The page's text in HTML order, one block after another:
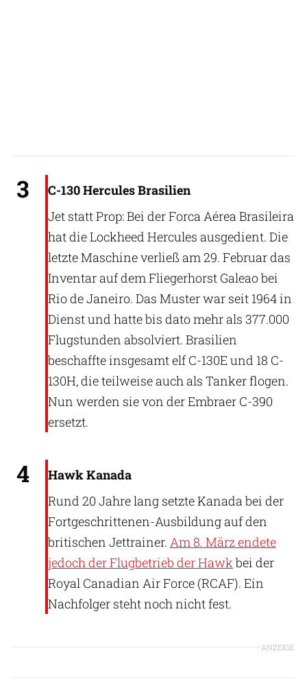
3
C-130 Hercules Brasilien
Jet statt Prop: Bei der Forca Aérea Brasileira
hat die Lockheed Hercules ausgedient. Die
letzte Maschine verließ am 29. Februar das
Inventar auf dem Fliegerhorst Galeao bei
Rio de Janeiro. Das Muster war seit 1964 in
Dienst und hatte bis dato mehr als 377.000
Flugstunden absolviert. Brasilien
beschaffte insgesamt elf C-130E und 18 C-
130H, die teilweise auch als Tanker flogen.
Nun werden sie von der Embraer C-390
ersetzt.
4
Hawk Kanada
Rund 20 Jahre lang setzte Kanada bei der
Fortgeschrittenen-Ausbildung auf den
britischen Jettrainer. Am 8. März endete
jedoch der Flugbetrieb der Hawkbei der
Royal Canadian Air Force (RCAF). Ein
Nachfolger steht noch nicht fest.
ANZEIGE